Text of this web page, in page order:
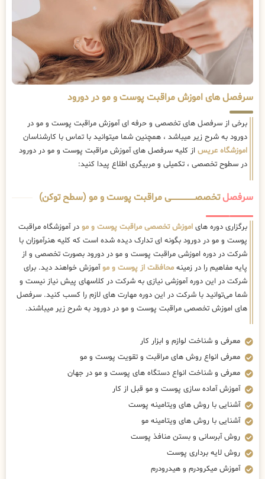
سرفصل های اموزش مراقبت پوست و مو در دورود
برخی از سرفصل های تخصصی و حرفه ای آموزش مراقبت پوست و مو در
دورود به شرح زیر میباشد ، همچنین شما میتوانید با تماس با کارشناسان
اموزشگاه عریس از کلیه سرفصل های آموزش مراقبت پوست و مو در دورود
در سطوح تخصصی ، تکمیلی و مربیگری اطلاع پیدا کنید:
سرفصلتخصصــــــــــــــــــــی مراقبت پوست و مو (سطح توکن)
برگزاری دوره های اموزش تخصصی مراقبت پوست و مو در آموزشگاه مراقبت
پوست و مو در دورود بگونه ای تدارک دیده شده است که کلیه هنرآموزان با
شرکت در دوره اموزشی مراقبت پوست و مو در دورود بصورت تخصصی و از
پایه مفاهیم را در زمینه محافظت از پوست و موآموزش خواهند دید. برای
شرکت در این دوره آموزشی نیازی به شرکت در کلاسهای پیش نیاز نیست و
شما می‌توانید با شرکت در این دوره مهارت های لازم را کسب کنید. سرفصل
های اموزش تخصصی مراقبت پوست و مو در دورود به شرح زیر میباشند.
معرفی و شناخت لوازم و ابزار کار
معرفی انواع روش های مراقبت و تقویت پوست و مو
معرفی و شناخت انواع دستگاه های پوست و مو در جهان
آموزش آماده سازی پوست و مو قبل از کار
آشنایی با روش های ویتامینه پوست
آشنایی با روش های ویتامینه مو
روش آبرسانی و بستن منافذ پوست
روش لایه برداری پوست
آموزش میکرودرم و هیدرودرم